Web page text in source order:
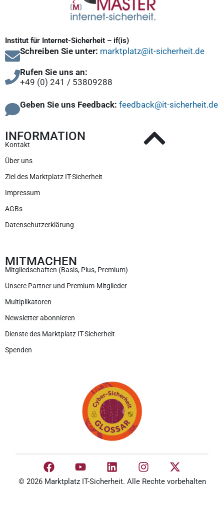
Institut für Internet-Sicherheit – if(is)
Schreiben Sie unter: marktplatz@it-sicherheit.de
Rufen Sie uns an:
+49 (0) 241 / 53809288
Geben Sie uns Feedback: feedback@it-sicherheit.de
INFORMATION
Kontakt
Über uns
Ziel des Marktplatz IT-Sicherheit
Impressum
AGBs
Datenschutzerklärung
MITMACHEN
Mitgliedschaften (Basis, Plus, Premium)
Unsere Partner und Premium-Mitglieder
Multiplikatoren
Newsletter abonnieren
Dienste des Marktplatz IT-Sicherheit
Spenden
© 2026 Marktplatz IT-Sicherheit. Alle Rechte vorbehalten